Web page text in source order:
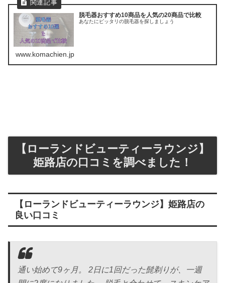
脱毛器おすすめ10商品を人気の20商品で比較
あなたにピッタリの脱毛器を探しましょう
www.komachien.jp
【ローランドビューティーラウンジ】
姫路店の口コミを調べました！
【ローランドビューティーラウンジ】姫路店の
良い口コミ
通い始めて9ヶ月。 2日に1回だった髭剃りが、一週